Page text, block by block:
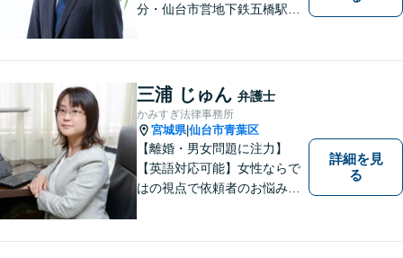
分・仙台市営地下鉄五橋駅北4
間・土曜相談あり】【明るく
キレイな完全個室相談室】
三浦 じゅん 弁護士
かみすぎ法律事務所
宮城県|仙台市青葉区
【離婚・男女問題に注力】
【英語対応可能】女性ならで
はの視点で依頼者のお悩みに
男女問題やセクハラ事件など
詳細を見
る